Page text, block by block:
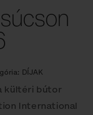
DÍJAK
kültéri bútor
International